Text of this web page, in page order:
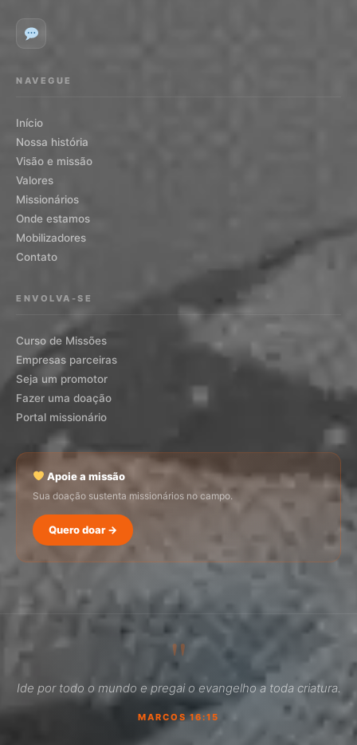
NAVEGUE
Início
Nossa história
Visão e missão
Valores
Missionários
Onde estamos
Mobilizadores
Contato
ENVOLVA-SE
Curso de Missões
Empresas parceiras
Seja um promotor
Fazer uma doação
Portal missionário
Apoie a missão
Sua doação sustenta missionários no campo.
Quero doar →
"
Ide por todo o mundo e pregai o evangelho a toda criatura.
MARCOS 16:15
Como faço para doar?